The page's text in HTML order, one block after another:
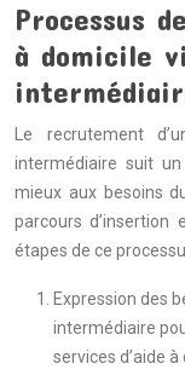
Processus
à domicile
Le recrutement
intermédiaire suit
mieux aux besoins
parcours d’insertion
étapes de ce
Expression des
intermédiaire
services d’aide à